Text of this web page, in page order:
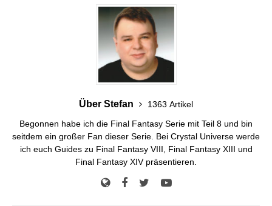
Über Stefan
1363 Artikel
Begonnen habe ich die Final Fantasy Serie mit Teil 8 und bin
seitdem ein großer Fan dieser Serie. Bei Crystal Universe werde
ich euch Guides zu Final Fantasy VIII, Final Fantasy XIII und
Final Fantasy XIV präsentieren.